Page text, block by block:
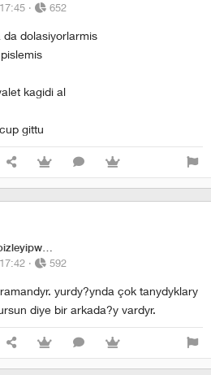
· 652
dolasiyorlarmis
kagidi al
gittu
· 592
yurdy?ynda çok tanydyklary
diye bir arkada?y vardyr.